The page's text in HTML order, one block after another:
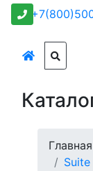
Главная
Suite